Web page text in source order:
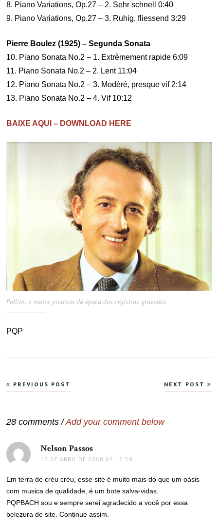
8. Piano Variations, Op.27 – 2. Sehr schnell 0:40
9. Piano Variations, Op.27 – 3. Ruhig, fliessend 3:29
Pierre Boulez (1925) – Segunda Sonata
10. Piano Sonata No.2 – 1. Extrèmement rapide 6:09
11. Piano Sonata No.2 – 2. Lent 11:04
12. Piano Sonata No.2 – 3. Modéré, presque vif 2:14
13. Piano Sonata No.2 – 4. Vif 10:12
BAIXE AQUI – DOWNLOAD HERE
Pollini: o maior pianista da época dos registros gravados
PQP
Navegação
de
PREVIOUS POST NEXT POST
28 comments /Add your comment below
Nelson Passos
13 DE ABRIL DE 2008 ÀS 12:58
Em terra de créu créu, esse site é muito mais do que um oásis
com musica de qualidade, é um bote salva-vidas.
PQPBACH sou e sempre serei agradecido a você por essa
belezura de site. Continue assim.